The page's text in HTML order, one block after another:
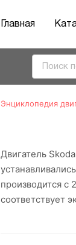
Главная
Энциклопедия
Двигатель
производится с
соответствует